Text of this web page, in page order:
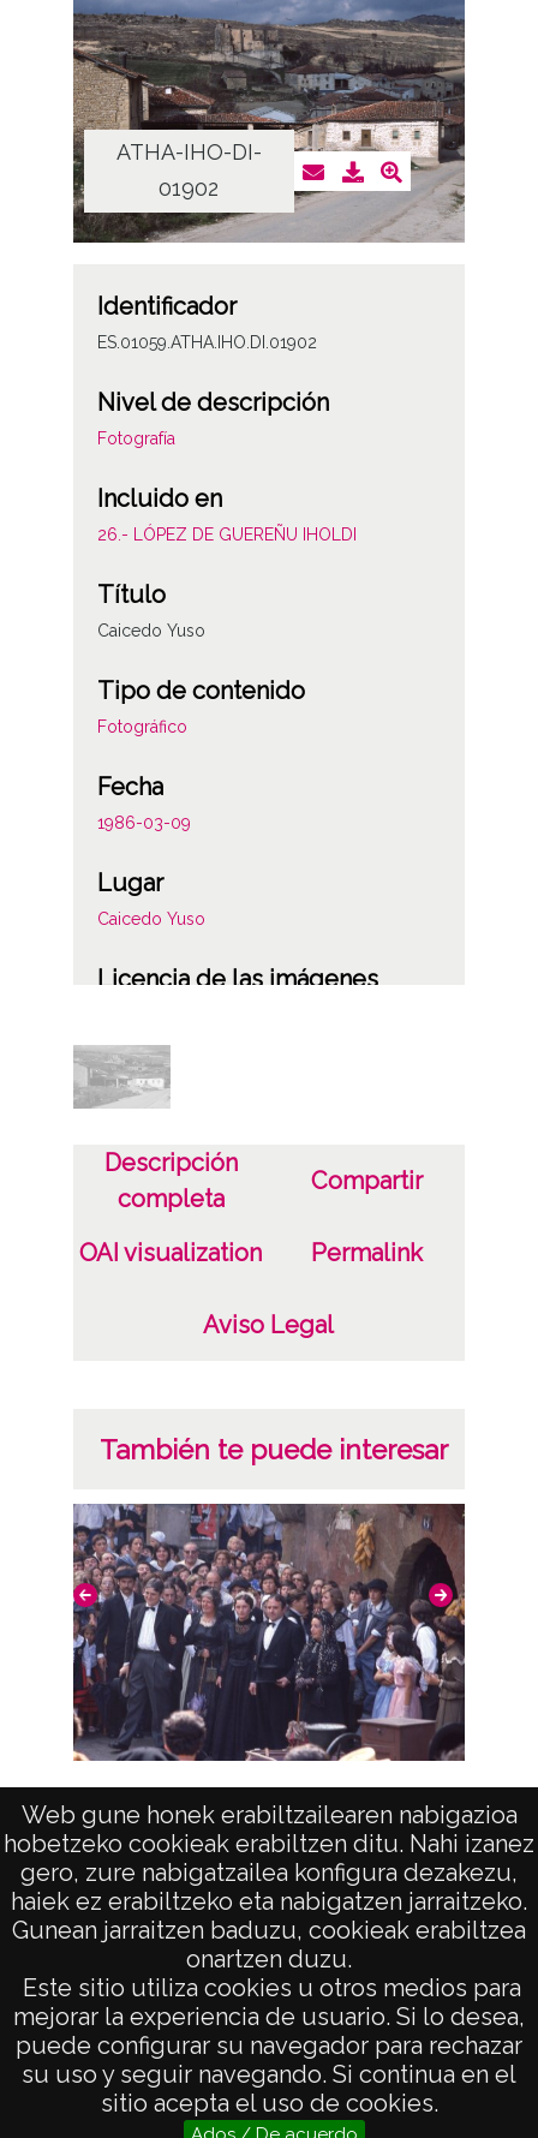
Web gune honek erabiltzailearen nabigazioa
hobetzeko cookieak erabiltzen ditu. Nahi izanez
gero, zure nabigatzailea konfigura dezakezu,
haiek ez erabiltzeko eta nabigatzen jarraitzeko.
Gunean jarraitzen baduzu, cookieak erabiltzea
onartzen duzu.
Este sitio utiliza cookies u otros medios para
mejorar la experiencia de usuario. Si lo desea,
puede configurar su navegador para rechazar
su uso y seguir navegando. Si continua en el
sitio acepta el uso de cookies.
ATHA-IHO-DI-
01902
Identificador
ES.01059.ATHA.IHO.DI.01902
Nivel de descripción
Fotografía
Incluido en
26.- LÓPEZ DE GUEREÑU IHOLDI
Título
Caicedo Yuso
Tipo de contenido
Fotográfico
Fecha
1986-03-09
Lugar
Caicedo Yuso
Licencia de las imágenes
Descripción
completa
Compartir
OAI visualization Permalink
Aviso Legal
También te puede interesar
AVISO LEGAL
POLÍTICA DE PRIVACIDAD
ACCESIBILIDAD
ATENCIÓN CIUDADANA